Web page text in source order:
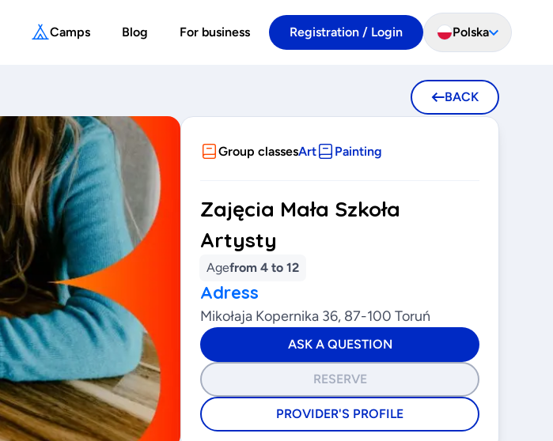
Camps Blog For business Registration / Login Polska
BACK
Group classesArt Painting
Zajęcia Mała Szkoła
Artysty
Agefrom 4 to 12
Adress
Mikołaja Kopernika 36, 87-100 Toruń
ASK A QUESTION
RESERVE
PROVIDER'S PROFILE